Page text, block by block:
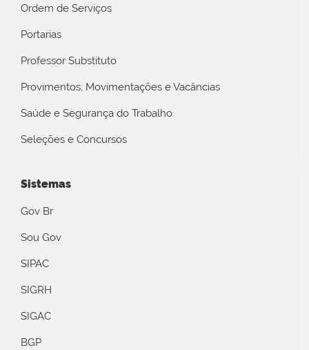
Ordem de Serviços
Portarias
Professor Substituto
Provimentos, Movimentações e Vacâncias
Saúde e Segurança do Trabalho
Seleções e Concursos
Sistemas
Gov Br
Sou Gov
SIPAC
SIGRH
SIGAC
BGP